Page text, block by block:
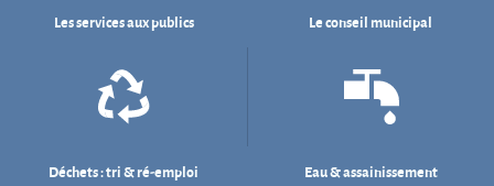
Les services aux publics Le conseil municipal
Déchets : tri & ré-emploi Eau & assainissement